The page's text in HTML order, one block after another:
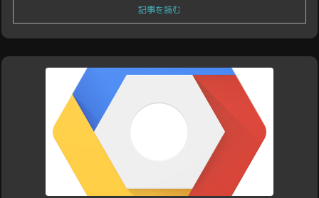
記事を読む